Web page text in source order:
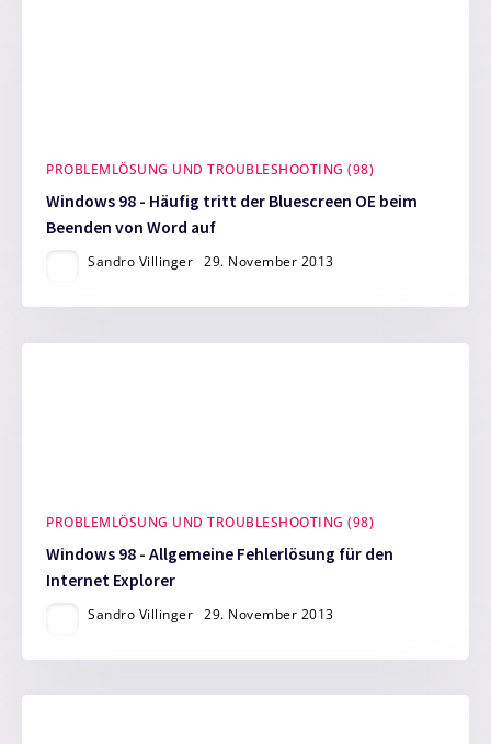
PROBLEMLÖSUNG UND TROUBLESHOOTING (98)
Windows 98 - Häufig tritt der Bluescreen OE beim
Beenden von Word auf
Sandro Villinger 29. November 2013
PROBLEMLÖSUNG UND TROUBLESHOOTING (98)
Windows 98 - Allgemeine Fehlerlösung für den
Internet Explorer
Sandro Villinger 29. November 2013